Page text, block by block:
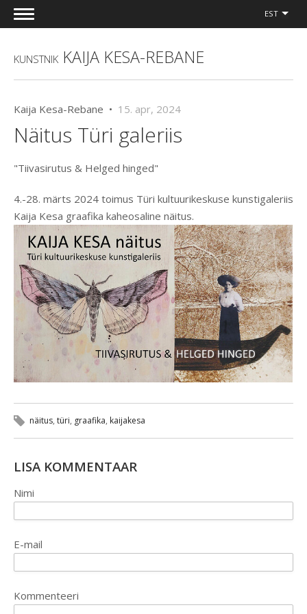
EST
KUNSTNIK KAIJA KESA-REBANE
Kaija Kesa-Rebane • 15. apr, 2024
Näitus Türi galeriis
"Tiivasirutus & Helged hinged"
4.-28. märts 2024 toimus Türi kultuurikeskuse kunstigaleriis
Kaija Kesa graafika kaheosaline näitus.
näitus, türi, graafika, kaijakesa
LISA KOMMENTAAR
Nimi
E-mail
Kommenteeri